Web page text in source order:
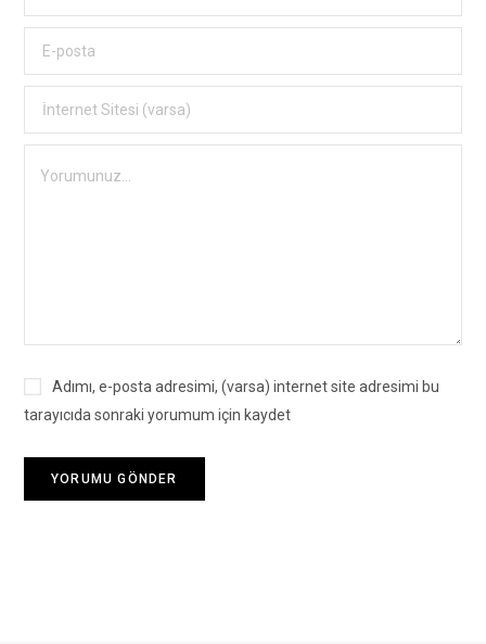
Adımı, e-posta adresimi, (varsa) internet site adresimi bu
tarayıcıda sonraki yorumum için kaydet